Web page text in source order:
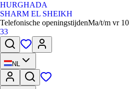
HURGHADA
SHARM EL SHEIKH
Telefonische openingstijdenMa/t/m vr
33
NL